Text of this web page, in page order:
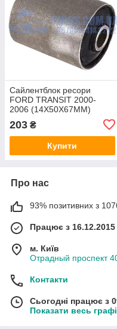
Сайлентблок ресори
FORD TRANSIT 2000-
2006 (14X50X67MM)
203 ₴
Купити
Про нас
93% позитивних з 1076
Працює з 16.12.2015
м. Київ
Отрадный проспект
Контакти
Сьогодні працює з
Показати весь